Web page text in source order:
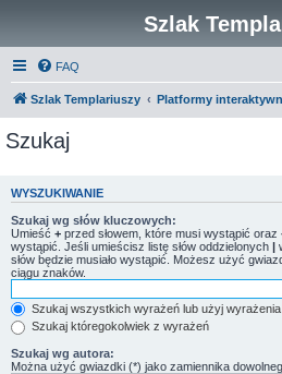
Szlak
FAQ
Szlak Templariuszy Platformy
Szukaj
WYSZUKIWANIE
Szukaj wg słów kluczowych:
Umieść + przed słowem, które musi wystąpić oraz
wystąpić. Jeśli umieścisz listę słów oddzielonych |
słów będzie musiało wystąpić. Możesz użyć
ciągu znaków.
Szukaj wszystkich wyrażeń lub użyj
Szukaj któregokolwiek z wyrażeń
Szukaj wg autora:
Można użyć gwiazdki (*) jako zamiennika